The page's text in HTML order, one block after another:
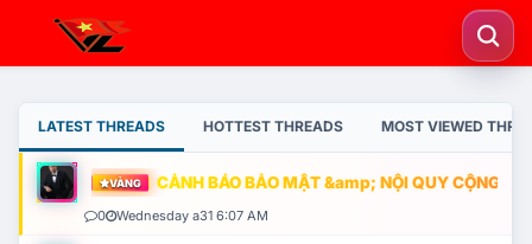
LATEST THREADS HOTTEST THREADS MOST VIEWED
VÀNG CẢNH BÁO BẢO MẬT &amp; NỘI QUY CỘNG
0 Wednesday a31 6:07 AM